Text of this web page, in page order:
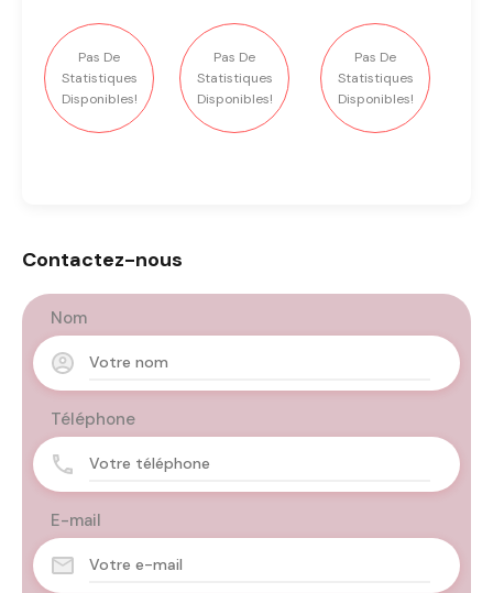
Pas De
Statistiques
Disponibles!
Pas De
Statistiques
Disponibles!
Pas De
Statistiques
Disponibles!
Contactez-nous
Nom
Téléphone
E-mail